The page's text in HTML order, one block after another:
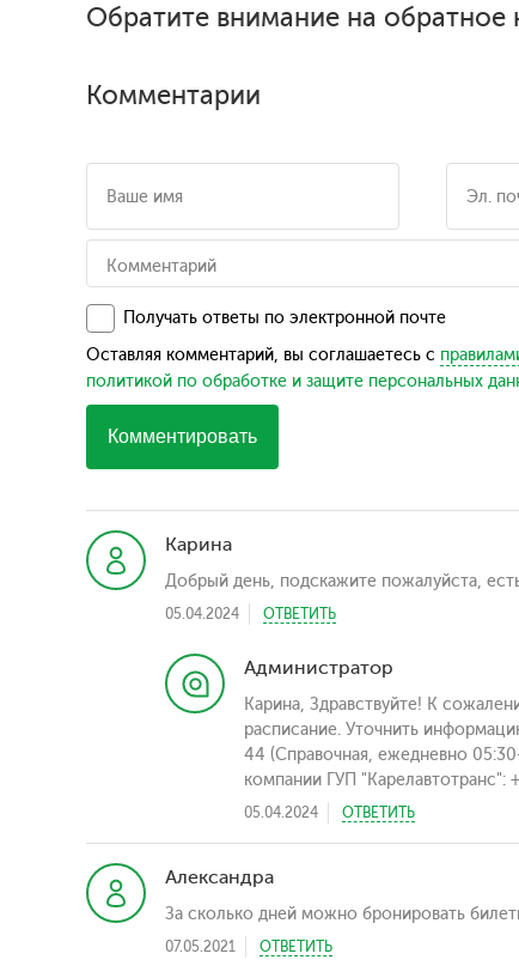
Обратите внимание на обратное
Комментарии
Получать ответы по электронной почте
Оставляя комментарий, вы соглашаетесь с
политикой по обработке и защите персональных
Комментировать
Карина
Добрый день, подскажите пожалуйста,
05.04.2024 ОТВЕТИТЬ
Администратор
Карина, Здравствуйте! К
расписание. Уточнить
44 (Справочная, ежедневно
компании ГУП "Карелавтотранс":
05.04.2024 ОТВЕТИТЬ
Александра
За сколько дней можно бронировать
07.05.2021 ОТВЕТИТЬ